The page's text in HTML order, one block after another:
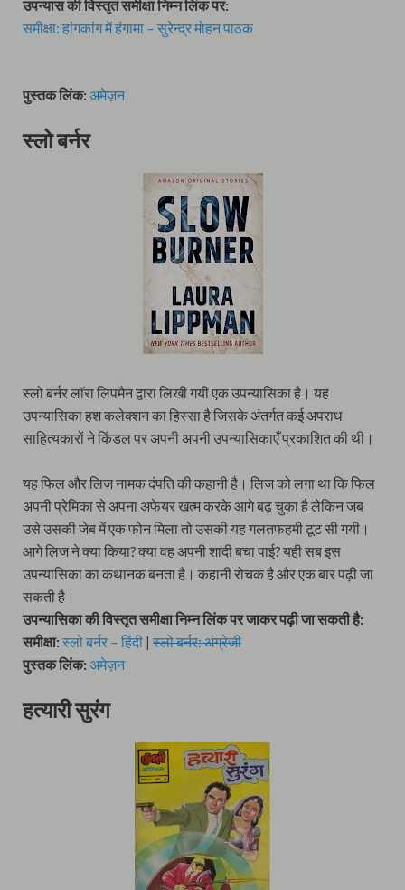
उपन्यास की विस्तृत समीक्षा निम्न लिंक पर:
समीक्षा: हांगकांग में हंगामा – सुरेन्द्र मोहन पाठक
पुस्तक लिंक:अमेज़न
स्लो बर्नर
स्लो बर्नर लॉरा लिपमैन द्वारा लिखी गयी एक उपन्यासिका है। यह
उपन्यासिका हश कलेक्शन का हिस्सा है जिसके अंतर्गत कई अपराध
साहित्यकारों ने किंडल पर अपनी अपनी उपन्यासिकाएँ प्रकाशित की थी।
यह फिल और लिज नामक दंपति की कहानी है। लिज को लगा था कि फिल
अपनी प्रेमिका से अपना अफेयर खत्म करके आगे बढ़ चुका है लेकिन जब
उसे उसकी जेब में एक फोन मिला तो उसकी यह गलतफहमी टूट सी गयी।
आगे लिज ने क्या किया? क्या वह अपनी शादी बचा पाई? यही सब इस
उपन्यासिका का कथानक बनता है। कहानी रोचक है और एक बार पढ़ी जा
सकती है।
उपन्यासिका की विस्तृत समीक्षा निम्न लिंक पर जाकर पढ़ी जा सकती है:
समीक्षा:स्लो बर्नर – हिंदी | स्लो बर्नर: अंग्रेजी
पुस्तक लिंक:अमेज़न
हत्यारी सुरंग